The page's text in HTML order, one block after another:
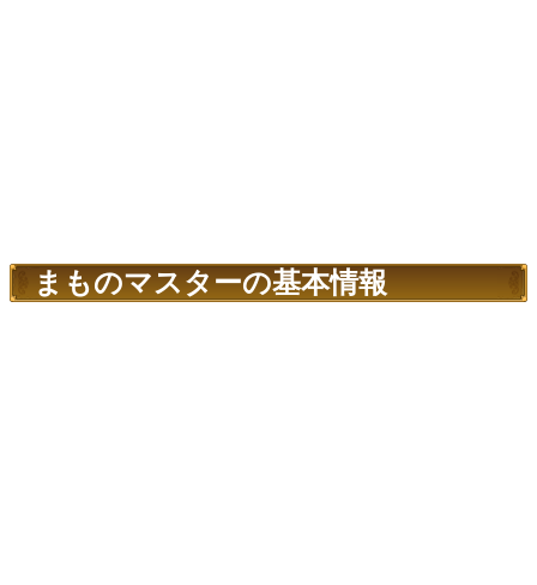
まものマスターの基本情報